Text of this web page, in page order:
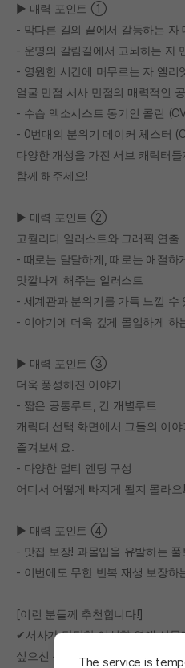
▶ 매력 포인트 ①
- 막다른 길의 끝에서 갈등하는 자
- 운명의 갈림길에서 고뇌하는 자
- 영원한 시간에 머무르는 자 엘리
얼굴 만점 서사 만점의 매력적인
- 수습 엑소시스트 동기인 콜린
- 0번대의 분위기 메이커 체스터
다양한 개성을 가진 서브 캐릭터
함께 해주세요!
▶ 매력 포인트 ②
고퀄리티 일러스트와 그래픽 연출
- 때로는 달달하게, 때로는 애절하
맛깔나게 해주는 일러스트
- 세계관과 분위기를 가득 느낄 수
- 이야기에 더욱 깊게 몰입하게 하
▶ 매력 포인트 ③
더욱 풍성해진 이야기
- 짧은 공통루트, 긴 개별루트
캐릭터 선택 화면에서 그들의 이
즐겨보세요.
- 다양한 멀티 엔딩 구성
어디서 어떻게 빠지게 될지 몰라
▶ 매력 포인트 ④
- 맛집 보장! 과몰입을 유발하는 풀
- 이번에도 무한 반복 재생 보장하
[이런 분들께 추천합니다!]
✔서사가 탄탄한 여성향 연애 시
싶으신 분
The service is